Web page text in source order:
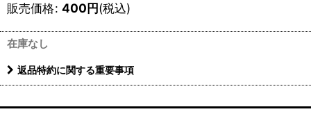
販売価格: 400円(税込)
在庫なし
返品特約に関する重要事項